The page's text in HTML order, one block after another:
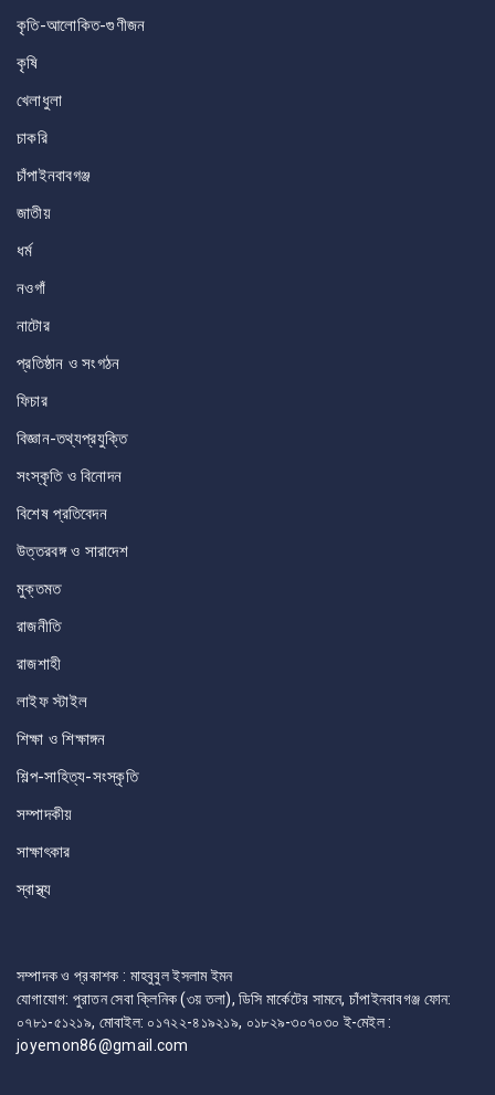
কৃতি-আলোকিত-গুণীজন
কৃষি
খেলাধুলা
চাকরি
চাঁপাইনবাবগঞ্জ
জাতীয়
ধর্ম
নওগাঁ
নাটোর
প্রতিষ্ঠান ও সংগঠন
ফিচার
বিজ্ঞান-তথ্যপ্রযুক্তি
সংস্কৃতি ও বিনোদন
বিশেষ প্রতিবেদন
উত্তরবঙ্গ ও সারাদেশ
মুক্তমত
রাজনীতি
রাজশাহী
লাইফ স্টাইল
শিক্ষা ও শিক্ষাঙ্গন
শিল্প-সাহিত্য-সংস্কৃতি
সম্পাদকীয়
সাক্ষাৎকার
স্বাস্থ্য
সম্পাদক ও প্রকাশক : মাহবুবুল ইসলাম ইমন
যোগাযোগ: পুরাতন সেবা ক্লিনিক (৩য় তলা), ডিসি মার্কেটের সামনে, চাঁপাইনবাবগঞ্জ ফোন:
০৭৮১-৫১২১৯, মোবাইল: ০১৭২২-৪১৯২১৯, ০১৮২৯-৩০৭০৩০ ই-মেইল :
joyemon86@gmail.com